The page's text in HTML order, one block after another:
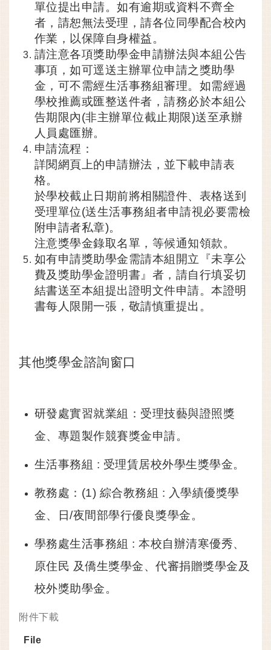
單位提出申請。如有逾期或資料不齊全
者，請恕無法受理，請各位同學配合校內
作業，以保障自身權益。
請注意各項獎助學金申請辦法與本組公告
事項，如可逕送主辦單位申請之獎助學
金，可不需經生活事務組審理。如需經過
學校推薦或匯整送件者，請務必於本組公
告期限內(非主辦單位截止期限)送至承辦
人員處匯辦。
申請流程：
詳閱網頁上的申請辦法，並下載申請表
格。
於學校截止日期前將相關證件、表格送到
受理單位(送生活事務組者申請視必要需檢
附申請者私章)。
注意獎學金錄取名單，等候通知領款。
如有申請獎助學金需請本組開立『未享公
費及獎助學金證明書 』者，請自行填妥切
結書送至本組提出證明文件申請。本證明
書每人限開一張，敬請慎重提出。
其他獎學金諮詢窗口
研發處實習就業組：受理技藝與證照獎
金、專題製作競賽獎金申請。
生活事務組 : 受理賃居校外學生獎學金。
教務處：(1) 綜合教務組 : 入學績優獎學
金、日/夜間部學行優良獎學金。
學務處生活事務組 : 本校自辦清寒優秀、
原住民 及僑生獎學金、代審捐贈獎學金及
校外獎助學金。
附件下載
File